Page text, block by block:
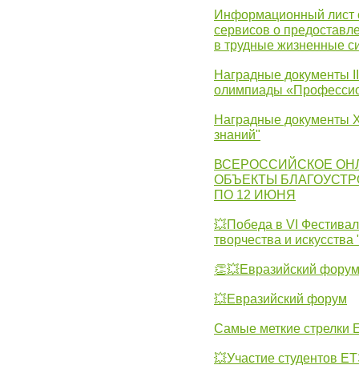
Информационный лист
сервисов о
в трудные жизненные
Наградные документы
олимпиады
Наградные документы
знаний"
ВСЕРОССИЙСКОЕ
ОБЪЕКТЫ
ПО 12 ИЮНЯ
💥Победа в VI
творчества и
👏💥Евразийский форум
💥Евразийский форум
Самые меткие стрелки
💥Участие студентов